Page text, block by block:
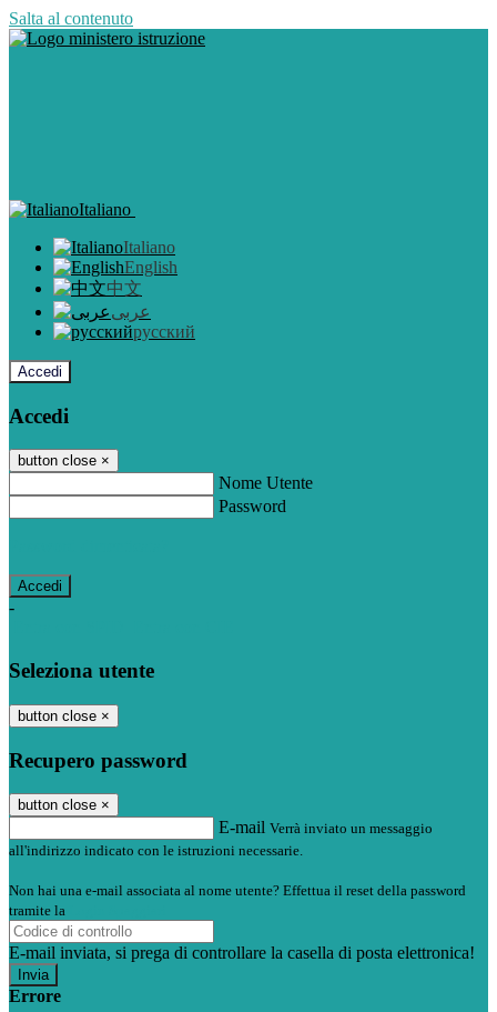
Salta al contenuto
Italiano
Italiano
English
中文
عربى
русский
Accedi
Accedi
button close ×
Nome Utente
Password
-
Seleziona utente
button close ×
Recupero password
button close ×
E-mail Verrà inviato un messaggio
all'indirizzo indicato con le istruzioni necessarie.
Non hai una e-mail associata al nome utente? Effettua il reset della password
tramite la
E-mail inviata, si prega di controllare la casella di posta elettronica!
Errore